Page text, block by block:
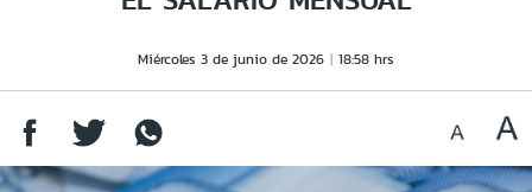
Miércoles 3 de junio de 2026 18:58 hrs